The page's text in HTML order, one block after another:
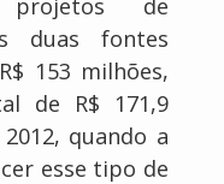
projetos de
duas fontes
153 milhões,
de R$ 171,9
quando a
esse tipo de